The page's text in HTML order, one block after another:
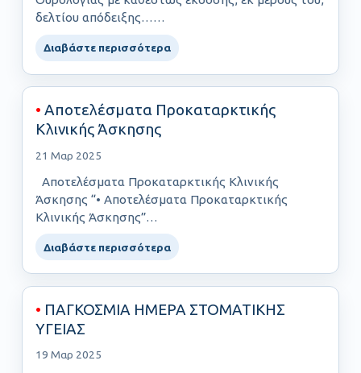
δελτίου απόδειξης……
Διαβάστε περισσότερα
• Αποτελέσματα Προκαταρκτικής
Κλινικής Άσκησης
21 Μαρ 2025
Αποτελέσματα Προκαταρκτικής Κλινικής
Άσκησης “• Αποτελέσματα Προκαταρκτικής
Κλινικής Άσκησης”…
Διαβάστε περισσότερα
• ΠΑΓΚΟΣΜΙΑ ΗΜΕΡΑ ΣΤΟΜΑΤΙΚΗΣ
ΥΓΕΙΑΣ
19 Μαρ 2025